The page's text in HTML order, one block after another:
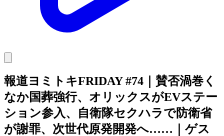
報道ヨミトキFRIDAY #74｜賛否渦巻く
なか国葬強行、オリックスがEVステー
ション参入、自衛隊セクハラで防衛省
が謝罪、次世代原発開発へ……｜ゲス